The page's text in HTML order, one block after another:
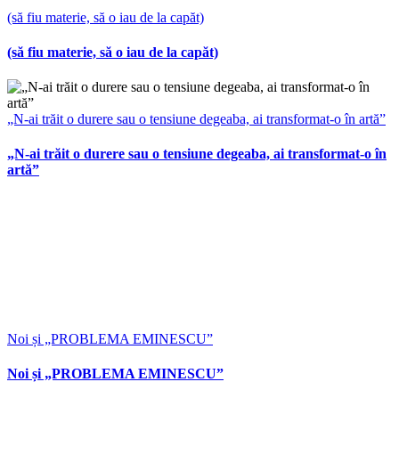
(să fiu materie, să o iau de la capăt)
(să fiu materie, să o iau de la capăt)
„N-ai trăit o durere sau o tensiune degeaba, ai transformat-o în artă”
„N-ai trăit o durere sau o tensiune degeaba, ai transformat-o în
artă”
Noi și „PROBLEMA EMINESCU”
Noi și „PROBLEMA EMINESCU”